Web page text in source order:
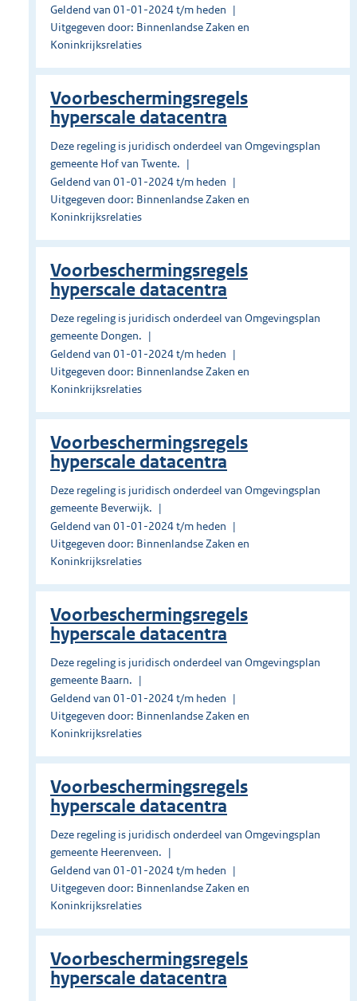
Geldend van 01-01-2024 t/m heden
Uitgegeven door: Binnenlandse Zaken en
Koninkrijksrelaties
Voorbeschermingsregels
hyperscale datacentra
Deze regeling is juridisch onderdeel van Omgevingsplan
gemeente Hof van Twente.
Geldend van 01-01-2024 t/m heden
Uitgegeven door: Binnenlandse Zaken en
Koninkrijksrelaties
Voorbeschermingsregels
hyperscale datacentra
Deze regeling is juridisch onderdeel van Omgevingsplan
gemeente Dongen.
Geldend van 01-01-2024 t/m heden
Uitgegeven door: Binnenlandse Zaken en
Koninkrijksrelaties
Voorbeschermingsregels
hyperscale datacentra
Deze regeling is juridisch onderdeel van Omgevingsplan
gemeente Beverwijk.
Geldend van 01-01-2024 t/m heden
Uitgegeven door: Binnenlandse Zaken en
Koninkrijksrelaties
Voorbeschermingsregels
hyperscale datacentra
Deze regeling is juridisch onderdeel van Omgevingsplan
gemeente Baarn.
Geldend van 01-01-2024 t/m heden
Uitgegeven door: Binnenlandse Zaken en
Koninkrijksrelaties
Voorbeschermingsregels
hyperscale datacentra
Deze regeling is juridisch onderdeel van Omgevingsplan
gemeente Heerenveen.
Geldend van 01-01-2024 t/m heden
Uitgegeven door: Binnenlandse Zaken en
Koninkrijksrelaties
Voorbeschermingsregels
hyperscale datacentra